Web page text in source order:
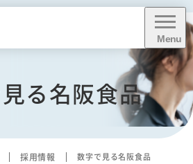
Menu
る名阪食品
CLOSE
するお問い合わせ・
料ダウンロード
採用情報 数字で見る名阪食品